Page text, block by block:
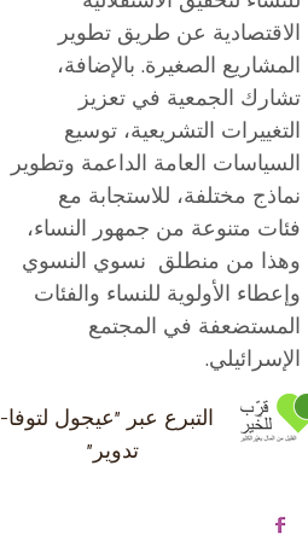
الاقتصادية عن طريق تطوير
المشاريع الصغيرة. بالإضافة،
تشارك الجمعية في تعزيز
التغييرات التشريعية، توسيع
السياسات العامة الداعمة وتطوير
نماذج مختلفة، للاستجابة مع
فئات متنوعة من جمهور النساء،
وهذا من منطلق نسوي النسوي
وإعطاء الأولوية للنساء والفئات
المستضعفة في المجتمع
الإسرائيلي.
التبرع عبر "عيجول لتوفا-
تدوير"